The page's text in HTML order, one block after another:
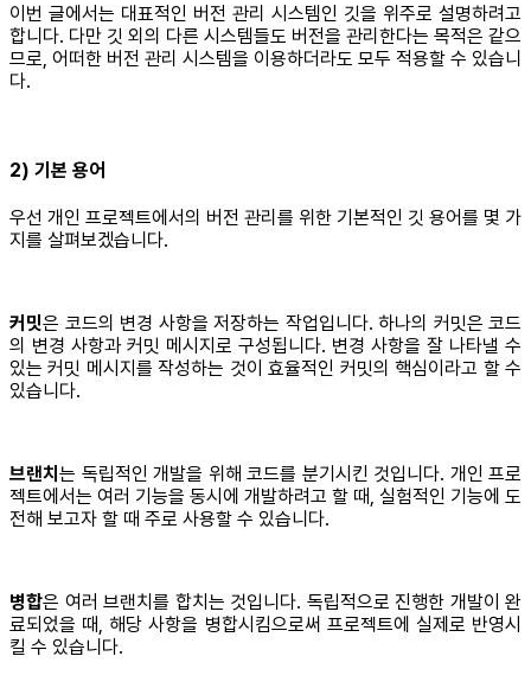
이번 글에서는 대표적인 버전 관리 시스템인 깃을 위주로 설명하려고
합니다. 다만 깃 외의 다른 시스템들도 버전을 관리한다는 목적은 같으
므로, 어떠한 버전 관리 시스템을 이용하더라도 모두 적용할 수 있습니
다.
2) 기본 용어
우선 개인 프로젝트에서의 버전 관리를 위한 기본적인 깃 용어를 몇 가
지를 살펴보겠습니다.
커밋은 코드의 변경 사항을 저장하는 작업입니다. 하나의 커밋은 코드
의 변경 사항과 커밋 메시지로 구성됩니다. 변경 사항을 잘 나타낼 수
있는 커밋 메시지를 작성하는 것이 효율적인 커밋의 핵심이라고 할 수
있습니다.
브랜치 는 독립적인 개발을 위해 코드를 분기시킨 것입니다. 개인 프로
젝트에서는 여러 기능을 동시에 개발하려고 할 때, 실험적인 기능에 도
전해 보고자 할 때 주로 사용할 수 있습니다.
병합은 여러 브랜치를 합치는 것입니다. 독립적으로 진행한 개발이 완
료되었을 때, 해당 사항을 병합시킴으로써 프로젝트에 실제로 반영시
킬 수 있습니다.